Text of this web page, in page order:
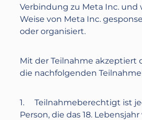
Verbindung zu Meta Inc. und
Weise von Meta Inc.
oder organisiert.
Mit der Teilnahme akzeptiert
die nachfolgenden
1. Teilnahmeberechtigt ist
Person, die das 18.